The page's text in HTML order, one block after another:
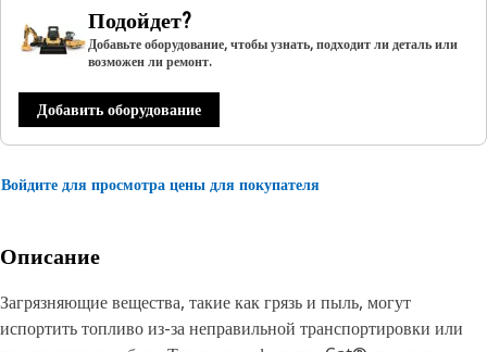
Подойдет?
Добавьте оборудование, чтобы узнать, подходит ли деталь или
возможен ли ремонт.
Добавить оборудование
Войдите для просмотра цены для покупателя
Описание
Загрязняющие вещества, такие как грязь и пыль, могут
испортить топливо из-за неправильной транспортировки или